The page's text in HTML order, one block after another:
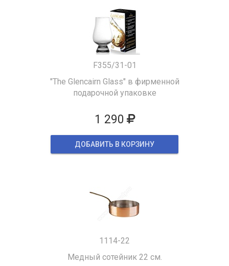
F355/31-01
"The Glencairn Glass" в фирменной
подарочной упаковке
1 290
ДОБАВИТЬ В КОРЗИНУ
1114-22
Медный сотейник 22 см.